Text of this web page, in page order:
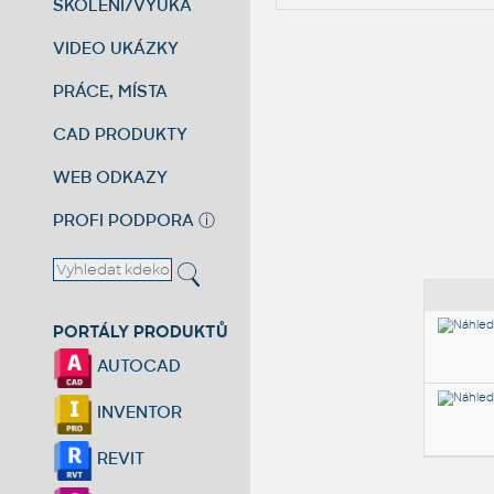
ŠKOLENÍ/VÝUKA
VIDEO UKÁZKY
PRÁCE, MÍSTA
CAD PRODUKTY
WEB ODKAZY
PROFI PODPORA ⓘ
PORTÁLY PRODUKTŮ
AUTOCAD
INVENTOR
REVIT